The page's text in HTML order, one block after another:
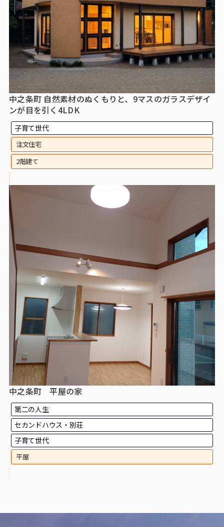
中之条町 自然素材のぬくもりと、9マスのガラスデザイ
ンが目を引く4LDK
子育て世代
注文住宅
2階建て
中之条町 平屋の家
第二の人生
セカンドハウス・別荘
子育て世代
平屋